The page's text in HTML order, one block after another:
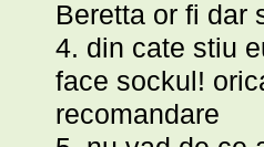
Beretta or fi dar
4. din cate stiu
face sockul!
recomandare